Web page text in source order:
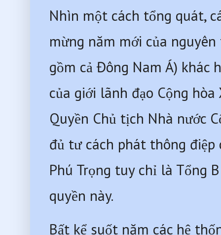
Nhìn một cách tổng quát,
mừng năm mới của
gồm cả Đông Nam Á) khác
của giới lãnh đạo Cộng hòa
Quyền Chủ tịch Nhà nước
đủ tư cách phát thông điệp
Phú Trọng tuy chỉ là Tổng
quyền này.
Bất kể suốt năm các hệ